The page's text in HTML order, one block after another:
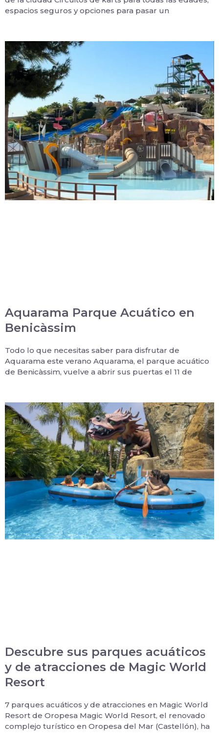
espacios seguros y opciones para pasar un
Aquarama Parque Acuático en
Benicàssim
Todo lo que necesitas saber para disfrutar de
Aquarama este verano Aquarama, el parque acuático
de Benicàssim, vuelve a abrir sus puertas el 11 de
Descubre sus parques acuáticos
y de atracciones de Magic World
Resort
7 parques acuáticos y de atracciones en Magic World
Resort de Oropesa Magic World Resort, el renovado
complejo turístico en Oropesa del Mar (Castellón), ha